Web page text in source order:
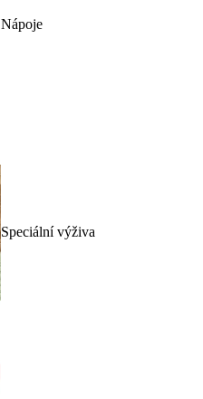
Nápoje
Speciální výživa